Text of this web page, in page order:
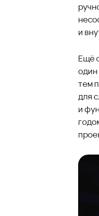
и
Ещё
один
тем
для
и